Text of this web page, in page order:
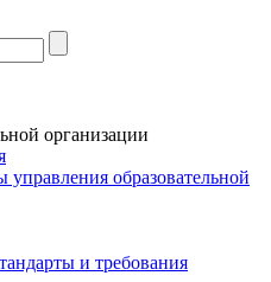
организации
управления образовательной
и требования